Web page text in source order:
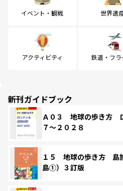
イベント・観戦 世界遺
アクティビティ 鉄道・フラ
新刊ガイドブック
Ａ０３ 地球の歩き方
７～２０２８
１５ 地球の歩き方 島
島①）３訂版